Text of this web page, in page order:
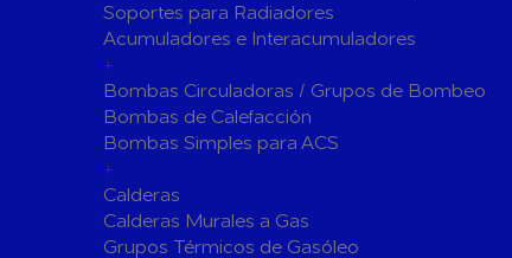
Soldadura y Sopletes
Herramientas de Lijado y Pulido
Baterias Para Herramientas Eléctricas
Bombas de Piscinas y SPA
Bombas de Piscinas
Soportes para Radiadores
Acumuladores e Interacumuladores
+
Bombas Circuladoras / Grupos de Bombeo
Bombas de Calefacción
Bombas Simples para ACS
+
Calderas
Calderas Murales a Gas
Grupos Térmicos de Gasóleo